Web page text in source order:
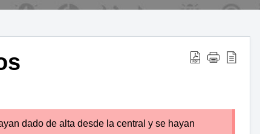
dado de alta desde la central y se hayan